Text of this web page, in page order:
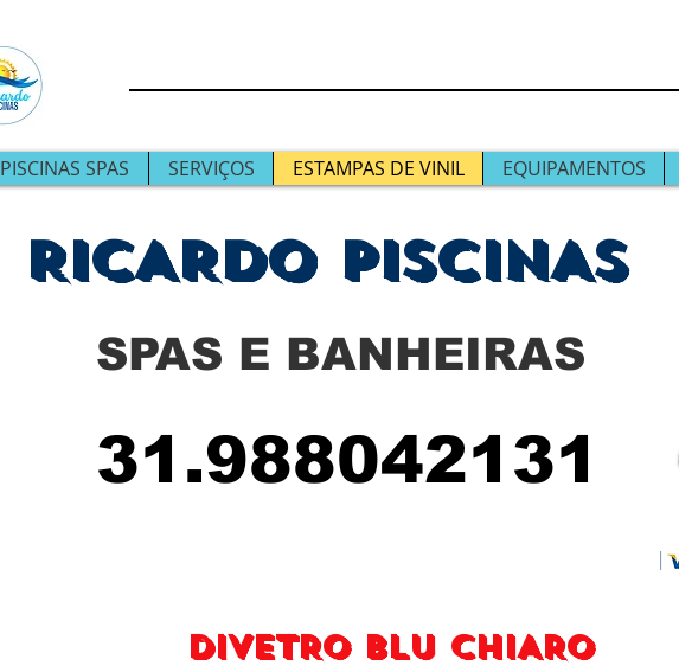
PISCINAS SPAS SERVIÇOS ESTAMPAS DE VINIL EQUIPAMENTOS
RICARDO PISCINAS
SPAS E BANHEIRAS
31.988042131
DIVETRO BLU CHIARO